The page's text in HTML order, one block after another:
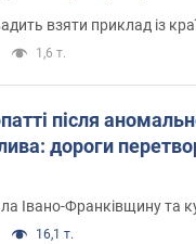
взяти приклад із
1,6 т.
після
дороги
Івано-Франківщину та
16,1 т.